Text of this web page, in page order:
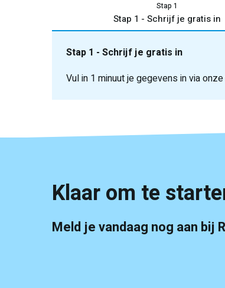
Stap
Stap 1 - Schrijf je gratis in
Stap 1 - Schrijf je gratis in
Vul in 1 minuut je gegevens in via
Klaar om te
Meld je vandaag nog aan bij